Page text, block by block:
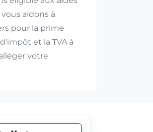
aidons à
pour la prime
et la TVA à
votre